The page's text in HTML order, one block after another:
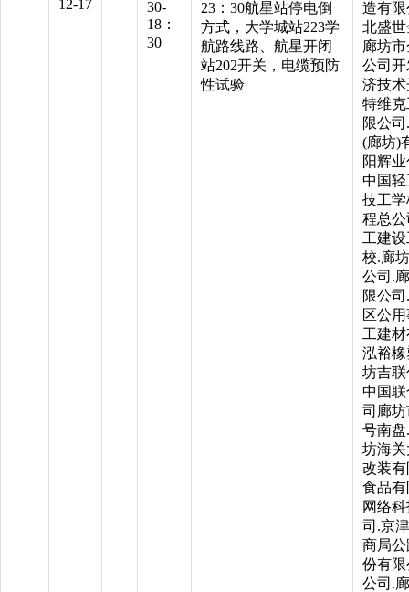
12-17
30-
18：
30
23：30航星站停电倒
方式，大学城站223学
航路线路、航星开闭
站202开关，电缆预防
性试验
造有
北盛
廊坊
公司
济技
特维
限公
(廊坊)
阳辉
中国
技工
程总
工建
校.廊
公司.
限公
区公
工建
泓裕
坊吉
中国
司廊
号南
坊海
改装
食品
网络
司.京
商局
份有
公司.